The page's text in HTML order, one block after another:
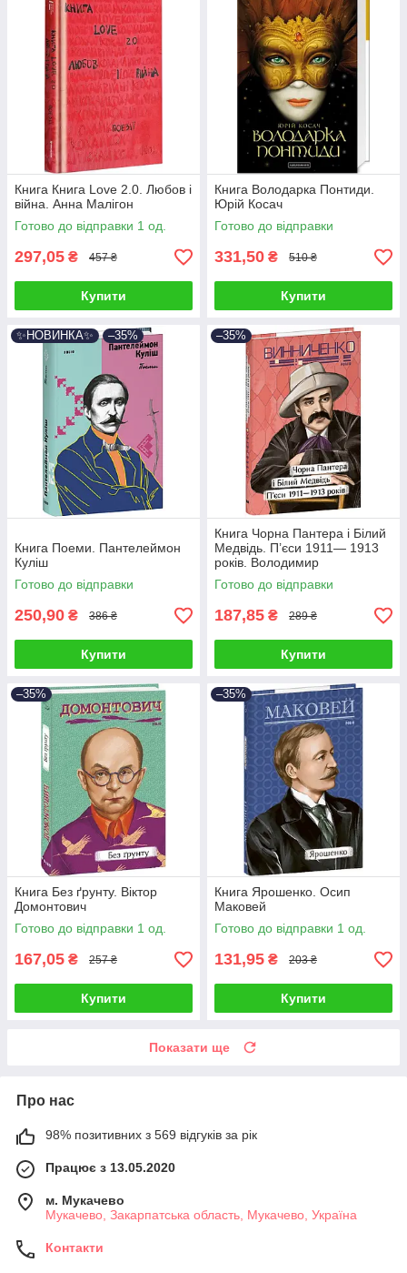
Книга Книга Love 2.0. Любов і
війна. Анна Малігон
Готово до відправки 1 од.
297,05 ₴ 457 ₴
Купити
Книга Володарка Понтиди.
Юрій Косач
Готово до відправки
331,50 ₴ 510 ₴
Купити
✨НОВИНКА✨ –35%
Книга Поеми. Пантелеймон
Куліш
Готово до відправки
250,90 ₴ 386 ₴
Купити
–35%
Книга Чорна Пантера i Білий
Медвідь. П’єси 1911— 1913
років. Володимир
Винниченко
Готово до відправки
187,85 ₴ 289 ₴
Купити
–35%
Книга Без ґрунту. Віктор
Домонтович
Готово до відправки 1 од.
167,05 ₴ 257 ₴
Купити
–35%
Книга Ярошенко. Осип
Маковей
Готово до відправки 1 од.
131,95 ₴ 203 ₴
Купити
Показати ще
Про нас
98% позитивних з 569 відгуків за рік
Працює з 13.05.2020
м. Мукачево
Мукачево, Закарпатська область, Мукачево, Україна
Контакти